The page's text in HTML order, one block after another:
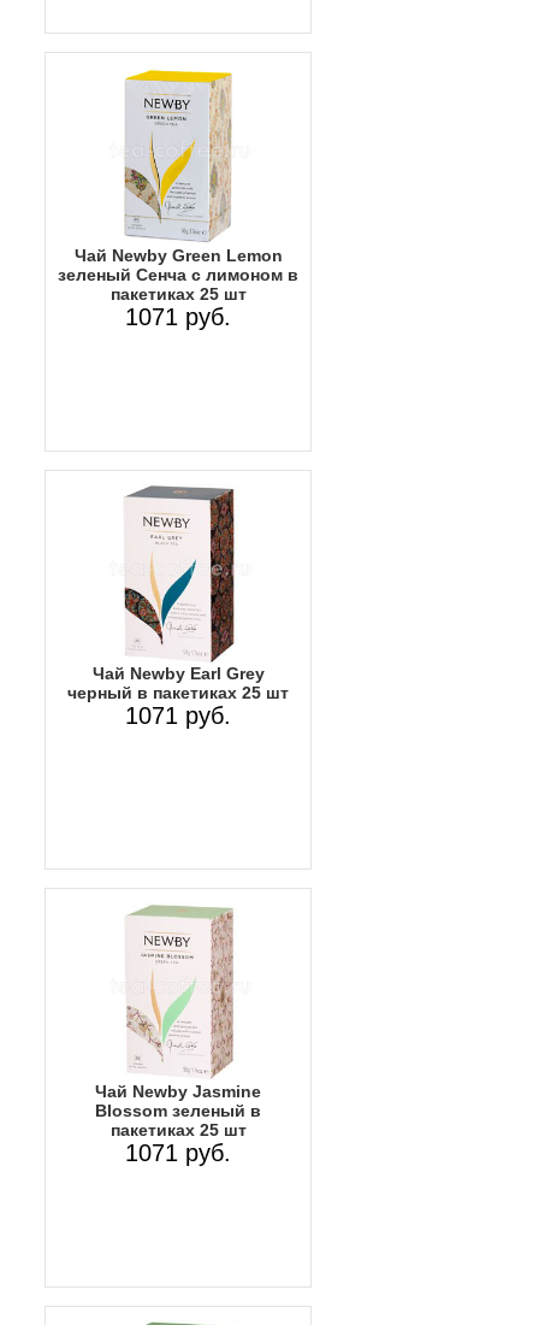
Чай Newby Green Lemon
зеленый Сенча с лимоном в
пакетиках 25 шт
1071 руб.
Чай Newby Earl Grey
черный в пакетиках 25 шт
1071 руб.
Чай Newby Jasmine
Blossom зеленый в
пакетиках 25 шт
1071 руб.